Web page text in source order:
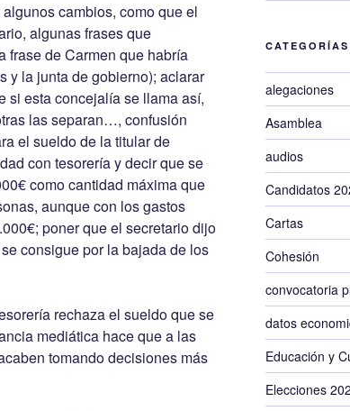
cambios, como que el
algunas frases que
frase de Carmen que habría
y la junta de gobierno); aclarar
si esta concejalía se llama así,
las separan…, confusión
el sueldo de la titular de
con tesorería y decir que se
como cantidad máxima que
aunque con los gastos
poner que el secretario dijo
consigue por la bajada de los
rechaza el sueldo que se
mediática hace que a las
tomando decisiones más
CATEGORÍAS
alegaciones
Asamblea
audios
Candidatos
Cartas
Cohesión
convocatoria
datos
Educación y
Elecciones